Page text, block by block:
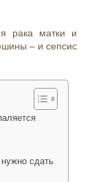
рака матки и
– и сепсис
сдать